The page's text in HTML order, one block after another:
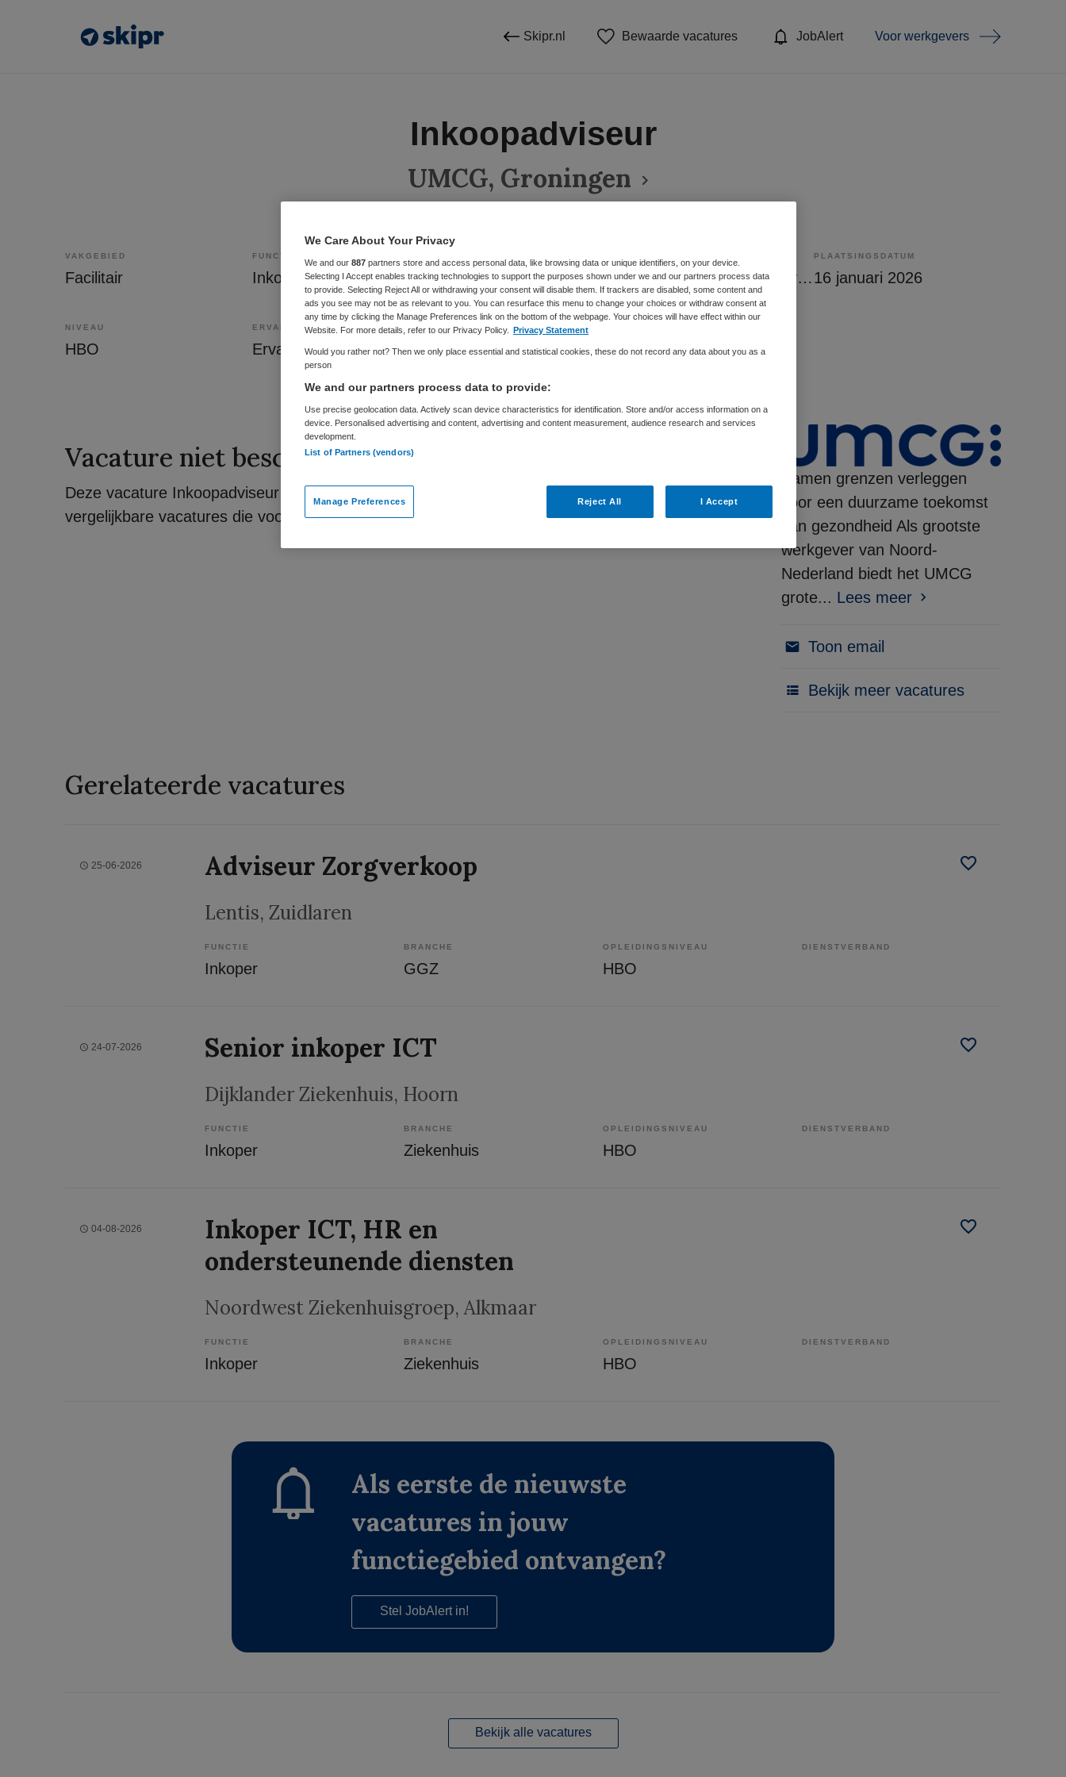
Skipr.nl Bewaarde vacatures JobAlert Voor werkgevers
Inkoopadviseur
UMCG, Groningen
VAKGEBIED
Facilitair
FUNCTIE
Inkoper Ziekenhuis Tijdelijk met uitzicht op vast
PLAATSINGSDATUM
16 januari 2026
NIVEAU
HBO
ERVARING
Ervaren
DIENSTVERBAND
Niet nader bepaald
Vacature niet beschikbaar
Deze vacature Inkoopadviseur bij UMCG is niet meer actueel. Hieronder staan enkele
vergelijkbare vacatures die voor u wellicht interessant zijn.
Samen grenzen verleggen
voor een duurzame toekomst
van gezondheid Als grootste
werkgever van Noord-
Nederland biedt het UMCG
grote... Lees meer
Toon email
Bekijk meer vacatures
Gerelateerde vacatures
25-06-2026 Adviseur Zorgverkoop
Lentis, Zuidlaren
FUNCTIE
Inkoper
BRANCHE
GGZ
OPLEIDINGSNIVEAU
HBO
DIENSTVERBAND
24-07-2026 Senior inkoper ICT
Dijklander Ziekenhuis, Hoorn
FUNCTIE
Inkoper
BRANCHE
Ziekenhuis
OPLEIDINGSNIVEAU
HBO
DIENSTVERBAND
04-08-2026
Inkoper ICT, HR en
ondersteunende diensten
Noordwest Ziekenhuisgroep, Alkmaar
FUNCTIE
Inkoper
BRANCHE
Ziekenhuis
OPLEIDINGSNIVEAU
HBO
DIENSTVERBAND
Als eerste de nieuwste
vacatures in jouw
functiegebied ontvangen?
Stel JobAlert in!
Bekijk alle vacatures
We Care About Your Privacy
We and our 887 partners store and access personal data, like browsing data or unique identifiers, on your device.
Selecting I Accept enables tracking technologies to support the purposes shown under we and our partners process data
to provide. Selecting Reject All or withdrawing your consent will disable them. If trackers are disabled, some content and
ads you see may not be as relevant to you. You can resurface this menu to change your choices or withdraw consent at
any time by clicking the Manage Preferences link on the bottom of the webpage. Your choices will have effect within our
Website. For more details, refer to our Privacy Policy. Privacy Statement
Would you rather not? Then we only place essential and statistical cookies, these do not record any data about you as a
person
We and our partners process data to provide:
Use precise geolocation data. Actively scan device characteristics for identification. Store and/or access information on a
device. Personalised advertising and content, advertising and content measurement, audience research and services
development.
List of Partners (vendors)
Manage Preferences Reject All I Accept